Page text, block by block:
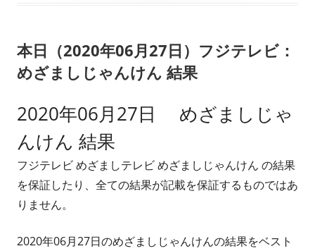
ー
本日（2020年06月27日）フジテレビ：
めざましじゃんけん 結果
2020年06月27日 めざましじゃ
んけん 結果
フジテレビ めざましテレビ めざましじゃんけん の結果
を保証したり、全ての結果が記載を保証するものではあ
りません。
2020年06月27日のめざましじゃんけんの結果をベスト